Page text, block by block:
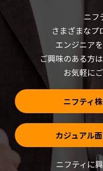
し
い
ウ
ィ
開
き
す)
ま
す)
ニフ
さまざまなプ
エンジニア
ご興味のある方
お気軽に
ニフティ
カジュアル
ニフティに